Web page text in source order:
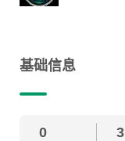
基础信息
0 3